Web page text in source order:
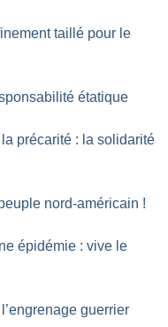
taillé pour le
étatique
précarité : la solidarité
nord-américain !
épidémie : vive le
guerrier